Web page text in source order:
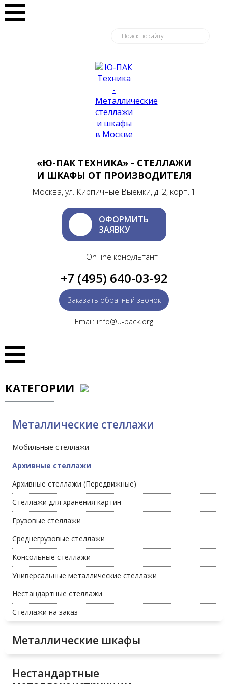
«Ю-ПАК ТЕХНИКА» - СТЕЛЛАЖИ
И ШКАФЫ ОТ ПРОИЗВОДИТЕЛЯ
Москва, ул. Кирпичные Выемки, д. 2, корп. 1
ОФОРМИТЬ
ЗАЯВКУ
On-line консультант
+7 (495) 640-03-92
Заказать обратный звонок
Email: info@u-pack.org
КАТЕГОРИИ
Металлические стеллажи
Мобильные стеллажи
Архивные стеллажи
Архивные стеллажи (Передвижные)
Стеллажи для хранения картин
Грузовые стеллажи
Среднегрузовые стеллажи
Консольные стеллажи
Универсальные металлические стеллажи
Нестандартные стеллажи
Стеллажи на заказ
Металлические шкафы
Нестандартные